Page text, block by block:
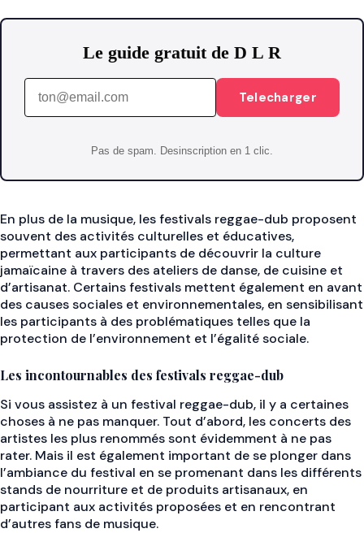
Le guide gratuit de D L R
Telecharger
Pas de spam. Desinscription en 1 clic.
En plus de la musique, les festivals reggae-dub proposent
souvent des activités culturelles et éducatives,
permettant aux participants de découvrir la culture
jamaïcaine à travers des ateliers de danse, de cuisine et
d’artisanat. Certains festivals mettent également en avant
des causes sociales et environnementales, en sensibilisant
les participants à des problématiques telles que la
protection de l’environnement et l’égalité sociale.
Les incontournables des festivals reggae-dub
Si vous assistez à un festival reggae-dub, il y a certaines
choses à ne pas manquer. Tout d’abord, les concerts des
artistes les plus renommés sont évidemment à ne pas
rater. Mais il est également important de se plonger dans
l’ambiance du festival en se promenant dans les différents
stands de nourriture et de produits artisanaux, en
participant aux activités proposées et en rencontrant
d’autres fans de musique.